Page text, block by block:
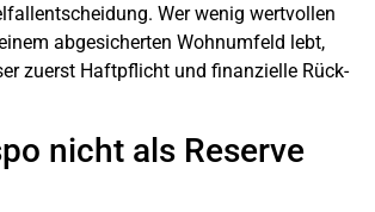
Wer wenig wert­vol­len
abge­si­cher­ten Wohn­um­feld lebt,
zuerst Haft­pflicht und finan­zi­el­le Rück­
nicht als Reser­ve